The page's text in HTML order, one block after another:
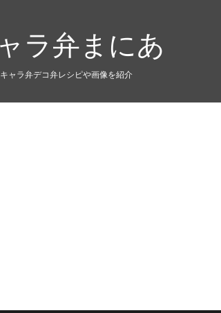
ラ弁まにあ
キャラ弁デコ弁レシピや画像を紹介